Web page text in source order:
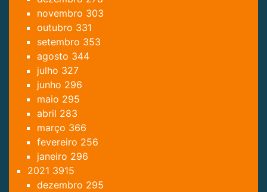
novembro 303
outubro 331
setembro 353
agosto 344
julho 327
junho 296
maio 295
abril 283
março 366
fevereiro 256
janeiro 296
2021 3915
dezembro 295